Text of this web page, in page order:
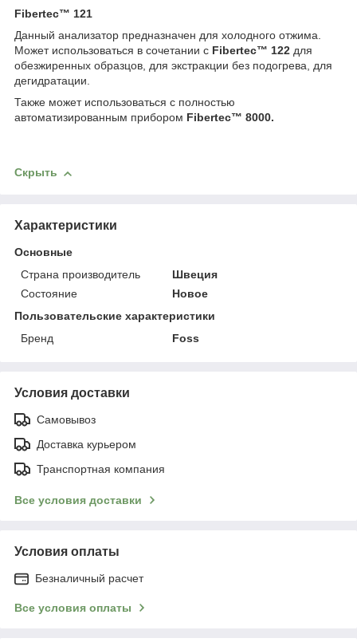
Fibertec™ 121
Данный анализатор предназначен для холодного отжима.
Может использоваться в сочетании с Fibertec™ 122 для
обезжиренных образцов, для экстракции без подогрева, для
дегидратации.
Также может использоваться с полностью
автоматизированным прибором Fibertec™ 8000.
Скрыть
Характеристики
Основные
Страна производитель
Швеция
Состояние
Новое
Пользовательские характеристики
Бренд
Foss
Условия доставки
Самовывоз
Доставка курьером
Транспортная компания
Все условия доставки
Условия оплаты
Безналичный расчет
Все условия оплаты